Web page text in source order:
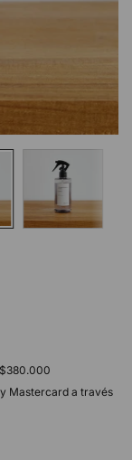
Mastercard a través